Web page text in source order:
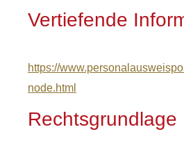
Vertiefende
https://
node.html
Rechtsgrundlage